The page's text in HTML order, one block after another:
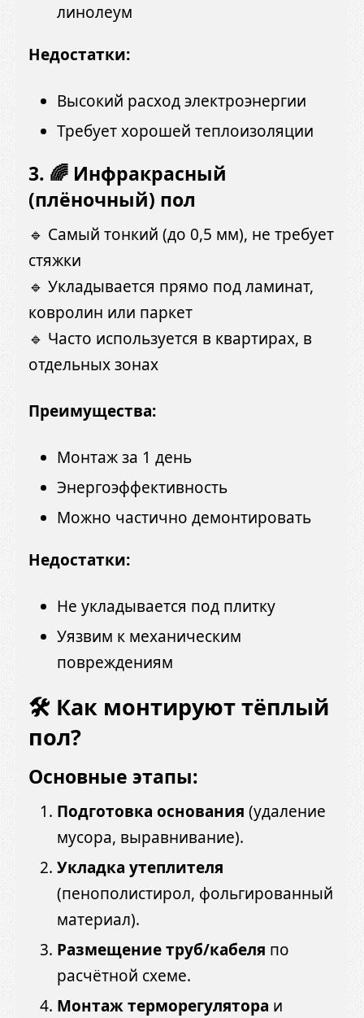
линолеум
Недостатки:
Высокий расход электроэнергии
Требует хорошей теплоизоляции
3. 🌈 Инфракрасный
(плёночный) пол
🔹 Самый тонкий (до 0,5 мм), не требует
стяжки
🔹 Укладывается прямо под ламинат,
ковролин или паркет
🔹 Часто используется в квартирах, в
отдельных зонах
Преимущества:
Монтаж за 1 день
Энергоэффективность
Можно частично демонтировать
Недостатки:
Не укладывается под плитку
Уязвим к механическим
повреждениям
🛠 Как монтируют тёплый
пол?
Основные этапы:
Подготовка основания (удаление
мусора, выравнивание).
Укладка утеплителя
(пенополистирол, фольгированный
материал).
Размещение труб/кабеля по
расчётной схеме.
Монтаж терморегулятора и